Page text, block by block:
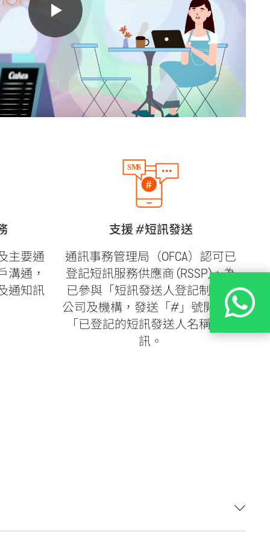
支援 #短訊發送
主要通
溝通，
通知訊
通訊事務管理局（OFCA）認可已
登記短訊服務供應商 (RSSP)，為
已參與「短訊發送人登記制」的
公司及機構，發送「#」號開頭的
「已登記的短訊發送人名稱」短
訊。